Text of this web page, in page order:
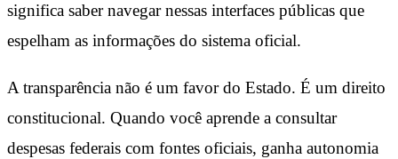
significa saber navegar nessas interfaces públicas que
espelham as informações do sistema oficial.
A transparência não é um favor do Estado. É um direito
constitucional. Quando você aprende a consultar
despesas federais com fontes oficiais, ganha autonomia